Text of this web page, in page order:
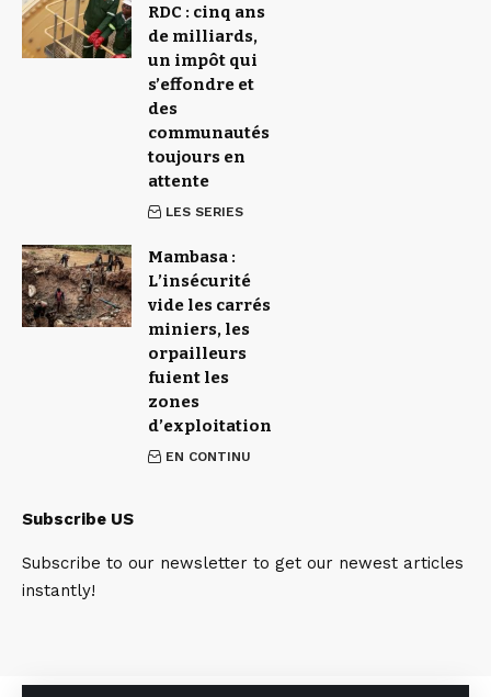
RDC : cinq ans
de milliards,
un impôt qui
s’effondre et
des
communautés
toujours en
attente
LES SERIES
Mambasa :
L’insécurité
vide les carrés
miniers, les
orpailleurs
fuient les
zones
d’exploitation
EN CONTINU
Subscribe US
Subscribe to our newsletter to get our newest articles
instantly!